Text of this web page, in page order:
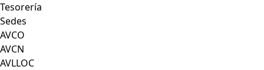
Tesorería
Sedes
AVCO
AVCN
AVLLOC